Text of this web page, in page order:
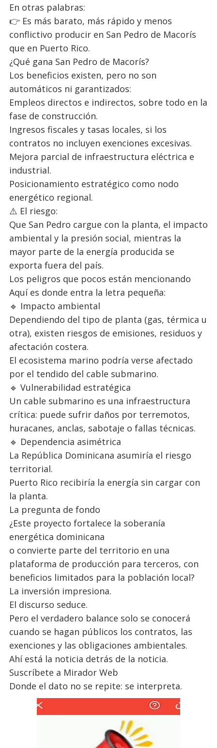
En otras palabras:
👉 Es más barato, más rápido y menos
conflictivo producir en San Pedro de Macorís
que en Puerto Rico.
¿Qué gana San Pedro de Macorís?
Los beneficios existen, pero no son
automáticos ni garantizados:
Empleos directos e indirectos, sobre todo en la
fase de construcción.
Ingresos fiscales y tasas locales, si los
contratos no incluyen exenciones excesivas.
Mejora parcial de infraestructura eléctrica e
industrial.
Posicionamiento estratégico como nodo
energético regional.
⚠️ El riesgo:
Que San Pedro cargue con la planta, el impacto
ambiental y la presión social, mientras la
mayor parte de la energía producida se
exporta fuera del país.
Los peligros que pocos están mencionando
Aquí es donde entra la letra pequeña:
🔹 Impacto ambiental
Dependiendo del tipo de planta (gas, térmica u
otra), existen riesgos de emisiones, residuos y
afectación costera.
El ecosistema marino podría verse afectado
por el tendido del cable submarino.
🔹 Vulnerabilidad estratégica
Un cable submarino es una infraestructura
crítica: puede sufrir daños por terremotos,
huracanes, anclas, sabotaje o fallas técnicas.
🔹 Dependencia asimétrica
La República Dominicana asumiría el riesgo
territorial.
Puerto Rico recibiría la energía sin cargar con
la planta.
La pregunta de fondo
¿Este proyecto fortalece la soberanía
energética dominicana
o convierte parte del territorio en una
plataforma de producción para terceros, con
beneficios limitados para la población local?
La inversión impresiona.
El discurso seduce.
Pero el verdadero balance solo se conocerá
cuando se hagan públicos los contratos, las
exenciones y las obligaciones ambientales.
Ahí está la noticia detrás de la noticia.
Suscríbete a Mirador Web
Donde el dato no se repite: se interpreta.